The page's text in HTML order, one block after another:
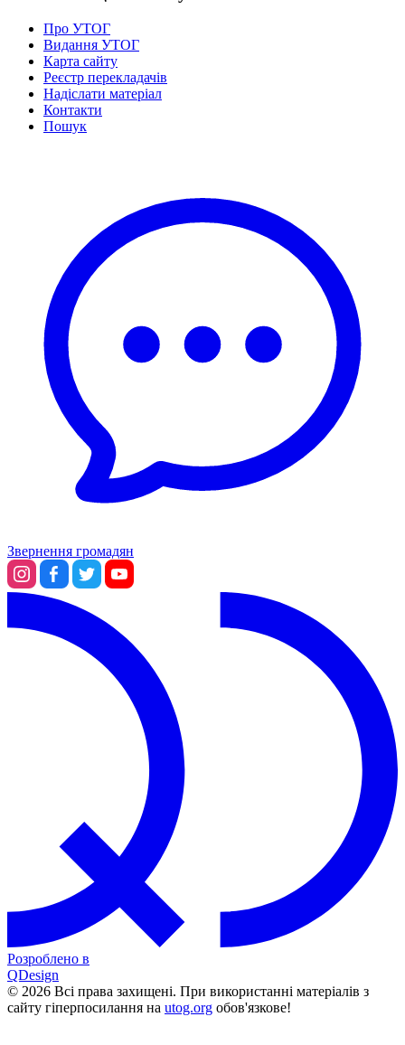
Про УТОГ
Видання УТОГ
Карта сайту
Реєстр перекладачів
Надіслати матеріал
Контакти
Пошук
Звернення громадян
Розроблено в
QDesign
© 2026 Всі права захищені. При використанні матеріалів з
сайту гіперпосилання на utog.org обов'язкове!